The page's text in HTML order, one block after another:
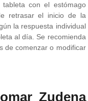
con el estómago
retrasar el inicio de la
la respuesta individual
al día. Se recomienda
de comenzar o modificar
Zudena